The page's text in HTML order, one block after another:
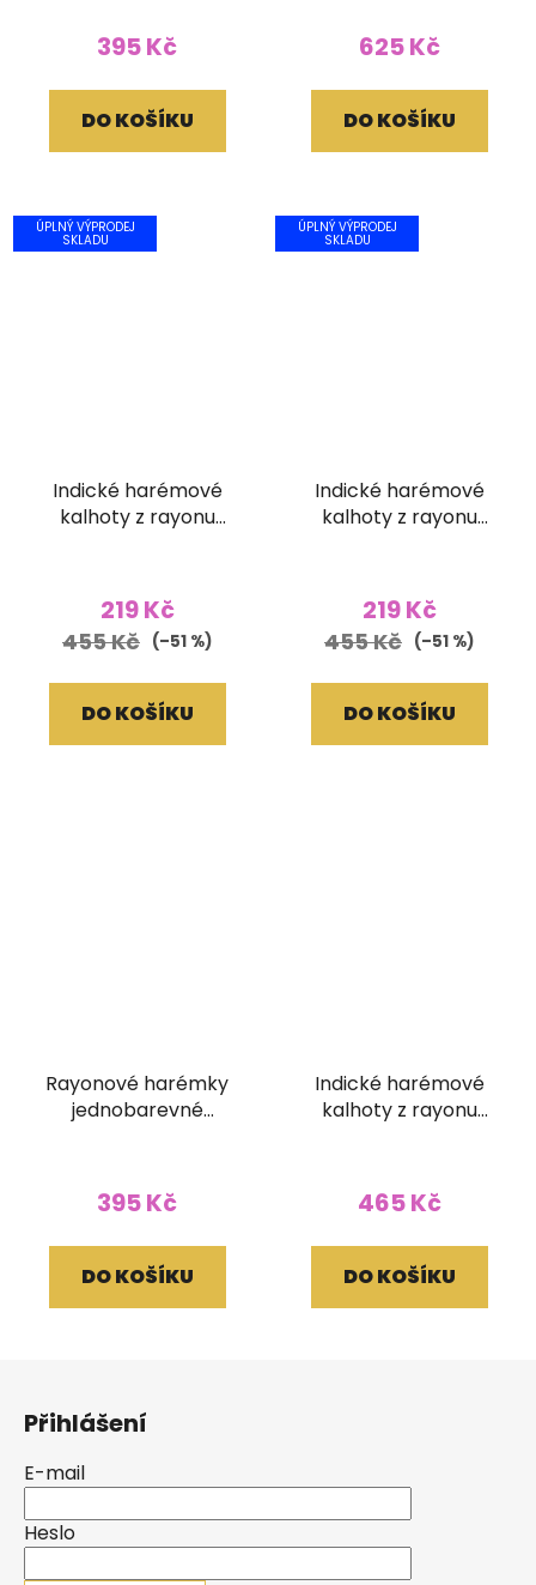
395 Kč
DO KOŠÍKU
625 Kč
DO KOŠÍKU
ÚPLNÝ VÝPRODEJ
SKLADU
Indické harémové
kalhoty z rayonu
219 Kč
455 Kč (–51 %)
DO KOŠÍKU
ÚPLNÝ VÝPRODEJ
SKLADU
Indické harémové
kalhoty z rayonu
219 Kč
455 Kč (–51 %)
DO KOŠÍKU
Rayonové harémky
jednobarevné
395 Kč
DO KOŠÍKU
Indické harémové
kalhoty z rayonu
465 Kč
DO KOŠÍKU
Přihlášení
E-mail
Heslo